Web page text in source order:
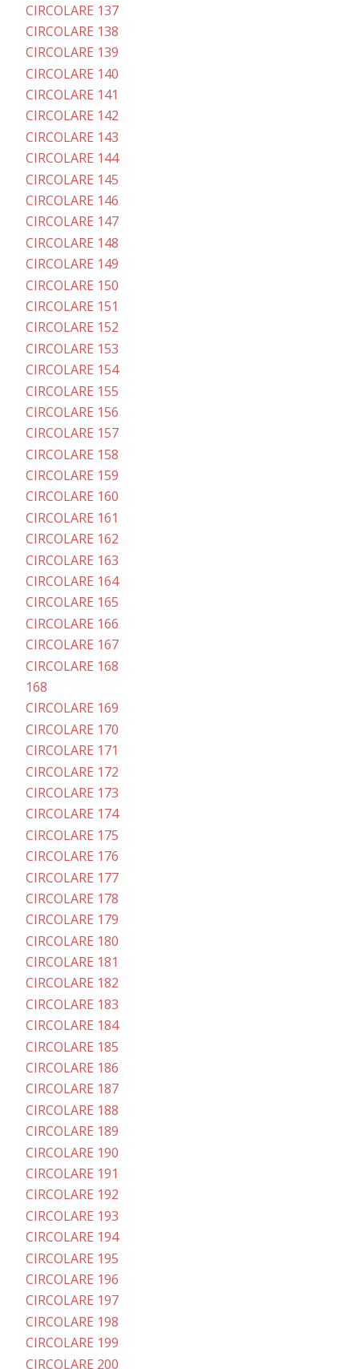
CIRCOLARE 137
CIRCOLARE 138
CIRCOLARE 139
CIRCOLARE 140
CIRCOLARE 141
CIRCOLARE 142
CIRCOLARE 143
CIRCOLARE 144
CIRCOLARE 145
CIRCOLARE 146
CIRCOLARE 147
CIRCOLARE 148
CIRCOLARE 149
CIRCOLARE 150
CIRCOLARE 151
CIRCOLARE 152
CIRCOLARE 153
CIRCOLARE 154
CIRCOLARE 155
CIRCOLARE 156
CIRCOLARE 157
CIRCOLARE 158
CIRCOLARE 159
CIRCOLARE 160
CIRCOLARE 161
CIRCOLARE 162
CIRCOLARE 163
CIRCOLARE 164
CIRCOLARE 165
CIRCOLARE 166
CIRCOLARE 167
CIRCOLARE 168
168
CIRCOLARE 169
CIRCOLARE 170
CIRCOLARE 171
CIRCOLARE 172
CIRCOLARE 173
CIRCOLARE 174
CIRCOLARE 175
CIRCOLARE 176
CIRCOLARE 177
CIRCOLARE 178
CIRCOLARE 179
CIRCOLARE 180
CIRCOLARE 181
CIRCOLARE 182
CIRCOLARE 183
CIRCOLARE 184
CIRCOLARE 185
CIRCOLARE 186
CIRCOLARE 187
CIRCOLARE 188
CIRCOLARE 189
CIRCOLARE 190
CIRCOLARE 191
CIRCOLARE 192
CIRCOLARE 193
CIRCOLARE 194
CIRCOLARE 195
CIRCOLARE 196
CIRCOLARE 197
CIRCOLARE 198
CIRCOLARE 199
CIRCOLARE 200